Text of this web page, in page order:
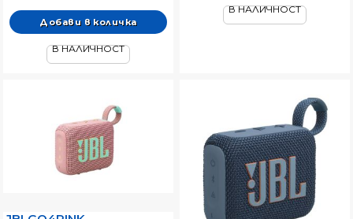
В НАЛИЧНОСТ
В НАЛИЧНОСТ